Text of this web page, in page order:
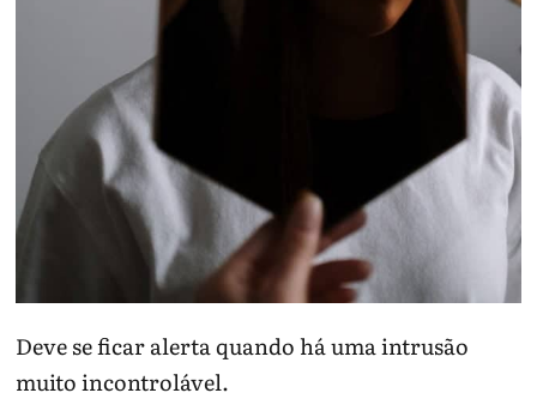
Deve se ficar alerta quando há uma intrusão
muito incontrolável.